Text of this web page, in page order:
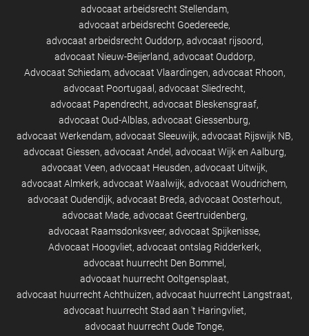
advocaat arbeidsrecht Stellendam
advocaat arbeidsrecht Goedereede
advocaat arbeidsrecht Ouddorp advocaat rijsoord
advocaat Nieuw-Beijerland advocaat Ouddorp
Advocaat Schiedam advocaat Vlaardingen advocaat Rhoon
advocaat Poortugaal
advocaat Sliedrecht
advocaat Papendrecht advocaat Bleskensgraaf
advocaat Oud-Alblas advocaat Giessenburg
advocaat Werkendam advocaat Sleeuwijk advocaat Rijswijk NB
advocaat Giessen advocaat Andel advocaat Wijk en Aalburg
advocaat Veen advocaat Heusden advocaat Uitwijk
advocaat Almkerk advocaat Waalwijk advocaat Woudrichem
advocaat Oudendijk advocaat Breda advocaat Oosterhout
advocaat Made advocaat Geertruidenberg
advocaat Raamsdonksveer advocaat Spijkenisse
Advocaat Hoogvliet advocaat ontslag Ridderkerk
advocaat huurrecht Den Bommel
advocaat huurrecht Ooltgensplaat
advocaat huurrecht Achthuizen advocaat huurrecht Langstraat
advocaat huurrecht Stad aan 't Haringvliet
advocaat huurrecht Oude Tonge